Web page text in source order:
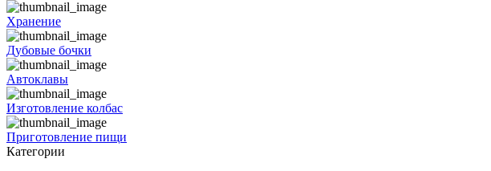
Хранение
Дубовые бочки
Автоклавы
Изготовление колбас
Приготовление пищи
Категории